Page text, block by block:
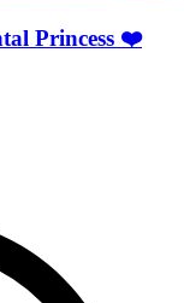
Princess ❤️